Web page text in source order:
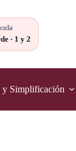
· 1 y 2
Simplificación